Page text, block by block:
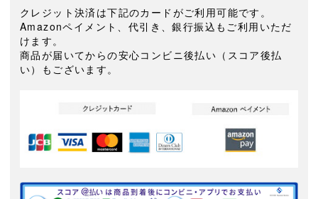
クレジット決済は下記のカードがご利用可能です。
Amazonペイメント、代引き、銀行振込もご利用いただ
けます。
商品が届いてからの安心コンビニ後払い（スコア後払
い）もございます。